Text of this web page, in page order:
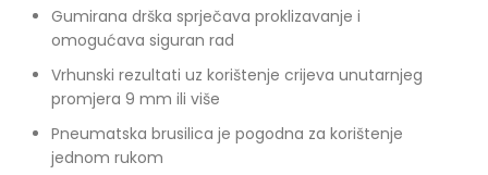
Gumirana drška sprječava proklizavanje i
omogućava siguran rad
Vrhunski rezultati uz korištenje crijeva unutarnjeg
promjera 9 mm ili više
Pneumatska brusilica je pogodna za korištenje
jednom rukom